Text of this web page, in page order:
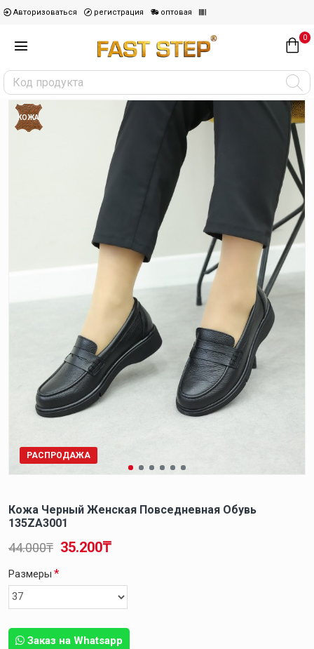
Авторизоваться регистрация оптовая
0
КОЖА
РАСПРОДАЖА
Кожа Черный Женская Повседневная Обувь
135ZA3001
Заказ на Whatsapp
35.200₸
44.000₸
Размеры